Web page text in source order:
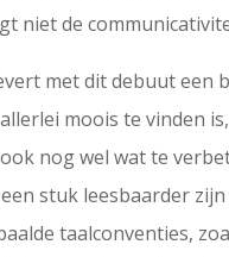
niet de
met dit debuut een
moois te vinden
nog wel wat te
stuk leesbaarder zijn
taalconventies,